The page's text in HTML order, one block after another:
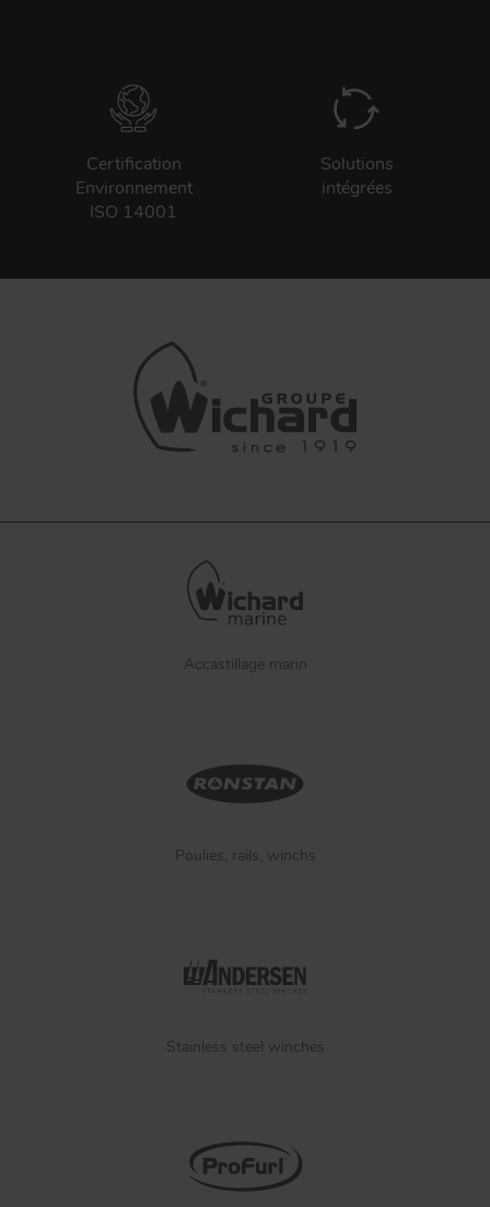
Certification
Environnement
ISO 14001
Solutions
intégrées
Accastillage marin
Poulies, rails, winchs
Stainless steel winches